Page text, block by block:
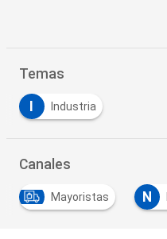
Temas
Industria
Canales
Mayoristas N